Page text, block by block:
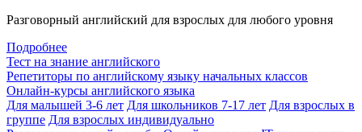
Разговорный английский для взрослых для любого уровня
Подробнее
Тест на знание английского
Репетиторы по английскому языку начальных классов
Онлайн-курсы английского языка
Для малышей 3-6 лет Для школьников 7-17 лет Для взрослых в
группе Для взрослых индивидуально